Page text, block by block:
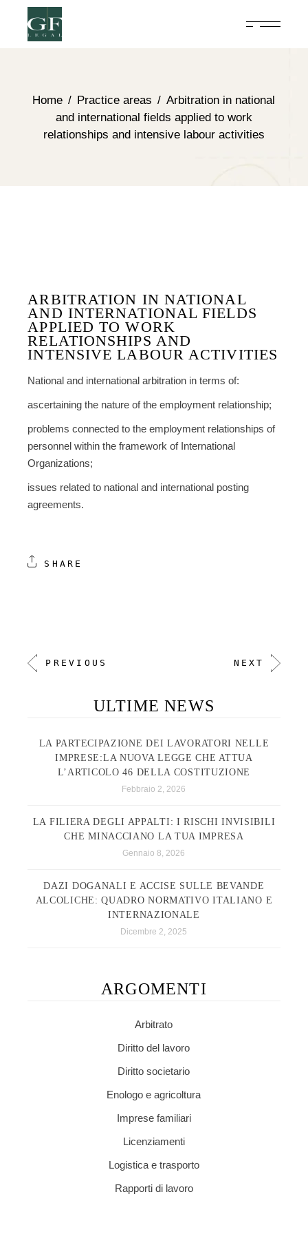
Home Practice areas
Arbitration in national
and international fields applied to work
relationships and intensive labour activities
ARBITRATION IN NATIONAL
AND INTERNATIONAL FIELDS
APPLIED TO WORK
RELATIONSHIPS AND
INTENSIVE LABOUR ACTIVITIES
National and international arbitration in terms of:
ascertaining the nature of the employment relationship;
problems connected to the employment relationships of
personnel within the framework of International
Organizations;
issues related to national and international posting
agreements.
SHARE
PREVIOUS NEXT
ULTIME NEWS
LA PARTECIPAZIONE DEI LAVORATORI NELLE
IMPRESE:LA NUOVA LEGGE CHE ATTUA
L’ARTICOLO 46 DELLA COSTITUZIONE
Febbraio 2, 2026
LA FILIERA DEGLI APPALTI: I RISCHI INVISIBILI
CHE MINACCIANO LA TUA IMPRESA
Gennaio 8, 2026
DAZI DOGANALI E ACCISE SULLE BEVANDE
ALCOLICHE: QUADRO NORMATIVO ITALIANO E
INTERNAZIONALE
Dicembre 2, 2025
ARGOMENTI
Arbitrato
Diritto del lavoro
Diritto societario
Enologo e agricoltura
Imprese familiari
Licenziamenti
Logistica e trasporto
Rapporti di lavoro